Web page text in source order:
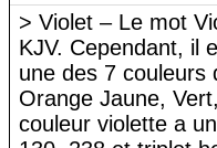
> Violet – Le mot
KJV. Cependant, il
une des 7 couleurs
Orange Jaune,
couleur violette a